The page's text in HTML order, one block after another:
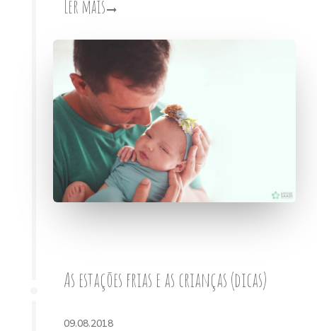
Ler mais
As estações frias e as crianças (dicas)
09.08.2018